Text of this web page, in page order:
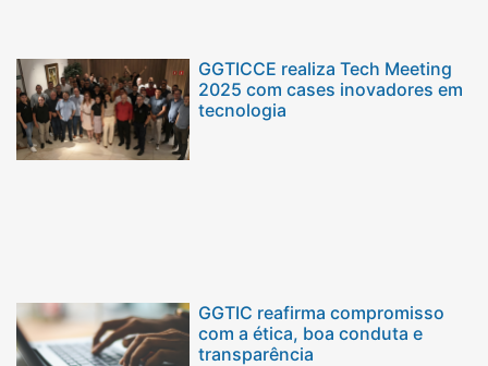
GGTICCE realiza Tech Meeting
2025 com cases inovadores em
tecnologia
GGTIC reafirma compromisso
com a ética, boa conduta e
transparência